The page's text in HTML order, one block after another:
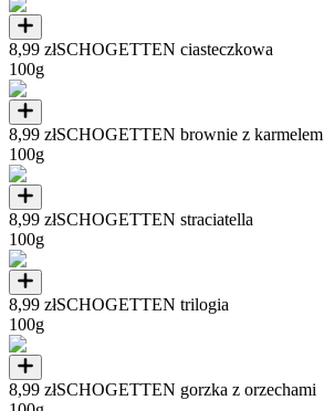
8,99 złSCHOGETTEN ciasteczkowa
100g
8,99 złSCHOGETTEN brownie z karmelem
100g
8,99 złSCHOGETTEN straciatella
100g
8,99 złSCHOGETTEN trilogia
100g
8,99 złSCHOGETTEN gorzka z orzechami